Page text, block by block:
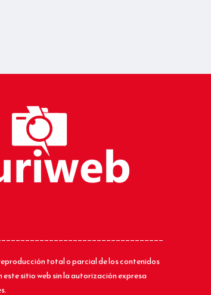
total o parcial de los contenidos
este sitio web sin la autorización expresa